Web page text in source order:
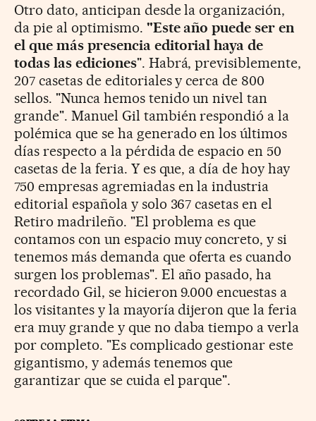
Otro dato, anticipan desde la organización,
da pie al optimismo. "Este año puede ser en
el que más presencia editorial haya de
todas las ediciones". Habrá, previsiblemente,
207 casetas de editoriales y cerca de 800
sellos. "Nunca hemos tenido un nivel tan
grande". Manuel Gil también respondió a la
polémica que se ha generado en los últimos
días respecto a la pérdida de espacio en 50
casetas de la feria. Y es que, a día de hoy hay
750 empresas agremiadas en la industria
editorial española y solo 367 casetas en el
Retiro madrileño. "El problema es que
contamos con un espacio muy concreto, y si
tenemos más demanda que oferta es cuando
surgen los problemas". El año pasado, ha
recordado Gil, se hicieron 9.000 encuestas a
los visitantes y la mayoría dijeron que la feria
era muy grande y que no daba tiempo a verla
por completo. "Es complicado gestionar este
gigantismo, y además tenemos que
garantizar que se cuida el parque".